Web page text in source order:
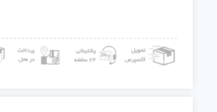
عدد